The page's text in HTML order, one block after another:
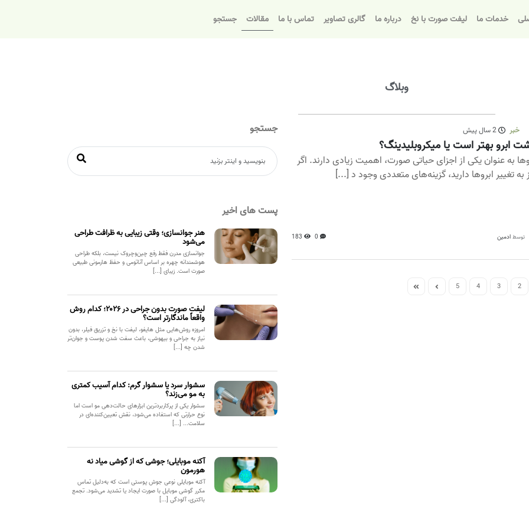
خدمات ما لیفت صورت با نخ درباره ما گالری تصاویر تماس با ما مقالات جستجو
وبلاگ
خبر 2 سال پیش
ابرو بهتر است یا میکروبلیدینگ؟
به عنوان یکی از اجزای حیاتی صورت، اهمیت زیادی دارند. اگر
به تغییر ابروها دارید، گزینه‌های متعددی وجود د [...]
توسطادمین 0
183
2
3
4
5
جستجو
پست های اخیر
هنر جوانسازی؛ وقتی زیبایی به ظرافت طراحی
می‌شود
جوانسازی مدرن فقط رفع چین‌وچروک نیست، بلکه طراحی
هوشمندانه چهره بر اساس آناتومی و حفظ هارمونی طبیعی
صورت است. زیبای [...]
لیفت صورت بدون جراحی در ۲۰۲۶؛ کدام روش
واقعاً ماندگارتر است؟
امروزه روش‌هایی مثل هایفو، لیفت با نخ و تزریق فیلر، بدون
نیاز به جراحی و بیهوشی، باعث سفت شدن پوست و جوان‌تر
شدن چه [...]
سشوار سرد یا سشوار گرم: کدام آسیب کمتری
به مو می‌زند؟
سشوار یکی از پرکاربردترین ابزارهای حالت‌دهی مو است اما
نوع حرارتی که استفاده می‌شود، نقش تعیین‌کننده‌ای در
سلامت... [...]
آکنه موبایلی؛ جوشی که از گوشی میاد نه
هورمون
آکنه موبایلی نوعی جوش پوستی است که به‌دلیل تماس
مکرر گوشی موبایل با صورت ایجاد یا تشدید می‌شود. تجمع
باکتری، آلودگی [...]